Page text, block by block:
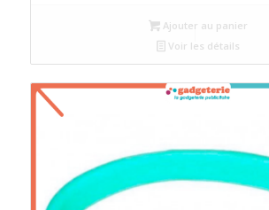
Ajouter au panier
Voir les détails